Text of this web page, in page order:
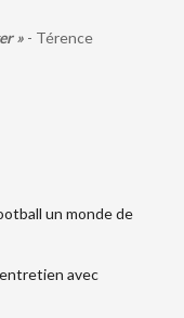
» - Térence
un monde de
entretien avec